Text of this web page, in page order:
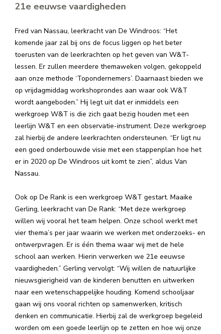
21e eeuwse vaardigheden
Fred van Nassau, leerkracht van De Windroos: “Het
komende jaar zal bij ons de focus liggen op het beter
toerusten van de leerkrachten op het geven van W&T-
lessen. Er zullen meerdere themaweken volgen, gekoppeld
aan onze methode ‘Topondernemers’. Daarnaast bieden we
op vrijdagmiddag workshoprondes aan waar ook W&T
wordt aangeboden.” Hij legt uit dat er inmiddels een
werkgroep W&T is die zich gaat bezig houden met een
leerlijn W&T en een observatie-instrument. Deze werkgroep
zal hierbij de andere leerkrachten ondersteunen. “Er ligt nu
een goed onderbouwde visie met een stappenplan hoe het
er in 2020 op De Windroos uit komt te zien”, aldus Van
Nassau.
Ook op De Rank is een werkgroep W&T gestart. Maaike
Gerling, leerkracht van De Rank: “Met deze werkgroep
willen wij vooral het team helpen. Onze school werkt met
vier thema’s per jaar waarin we werken met onderzoeks- en
ontwerpvragen. Er is één thema waar wij met de hele
school aan werken. Hierin verwerken we 21e eeuwse
vaardigheden.” Gerling vervolgt: “Wij willen de natuurlijke
nieuwsgierigheid van de kinderen benutten en uitwerken
naar een wetenschappelijke houding. Komend schooljaar
gaan wij ons vooral richten op samenwerken, kritisch
denken en communicatie. Hierbij zal de werkgroep begeleid
worden om een goede leerlijn op te zetten en hoe wij onze